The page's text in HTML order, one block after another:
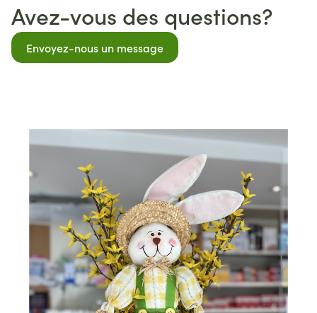
Avez-vous des questions?
Envoyez-nous un message